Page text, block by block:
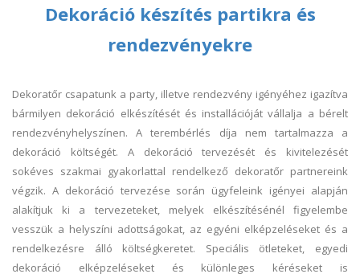
Dekoráció készítés partikra és
rendezvényekre
Dekoratőr csapatunk a party, illetve rendezvény igényéhez igazítva
bármilyen dekoráció elkészítését és installációját vállalja a bérelt
rendezvényhelyszínen. A terembérlés díja nem tartalmazza a
dekoráció költségét. A dekoráció tervezését és kivitelezését
sokéves szakmai gyakorlattal rendelkező dekoratőr partnereink
végzik. A dekoráció tervezése során ügyfeleink igényei alapján
alakítjuk ki a tervezeteket, melyek elkészítésénél figyelembe
vesszük a helyszíni adottságokat, az egyéni elképzeléseket és a
rendelkezésre álló költségkeretet. Speciális ötleteket, egyedi
dekoráció elképzeléseket és különleges kéréseket is